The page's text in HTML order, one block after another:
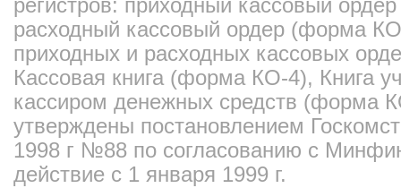
регистров: приходный кассовый
расходный кассовый ордер (форма
приходных и расходных кассовых
Кассовая книга (форма КО-4), Книга
кассиром денежных средств (форма
утверждены постановлением
1998 г №88 по согласованию с
действие с 1 января 1999 г.